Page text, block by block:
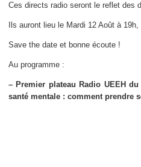
Ces directs radio seront le reflet des
Ils auront lieu le Mardi 12 Août à
Save the date et bonne écoute !
Au programme :
– Premier plateau Radio UEEH
santé mentale : comment prendre